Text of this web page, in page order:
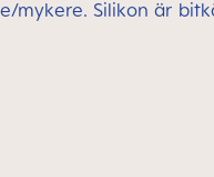
mykere. Silikon är